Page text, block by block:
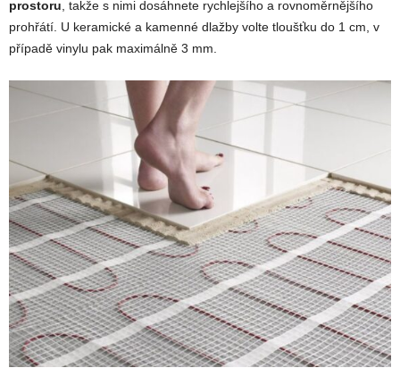
prostoru, takže s nimi dosáhnete rychlejšího a rovnoměrnějšího
prohřátí. U keramické a kamenné dlažby volte tloušťku do 1 cm, v
případě vinylu pak maximálně 3 mm.